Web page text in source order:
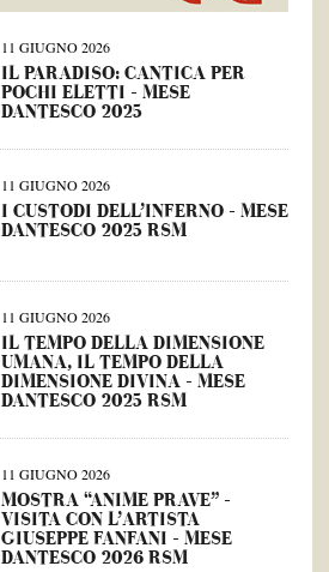
11 GIUGNO 2026
IL PARADISO: CANTICA PER
POCHI ELETTI – MESE
DANTESCO 2025
11 GIUGNO 2026
I CUSTODI DELL’INFERNO – MESE
DANTESCO 2025 RSM
11 GIUGNO 2026
IL TEMPO DELLA DIMENSIONE
UMANA, IL TEMPO DELLA
DIMENSIONE DIVINA – MESE
DANTESCO 2025 RSM
11 GIUGNO 2026
MOSTRA “ANIME PRAVE” –
VISITA CON L’ARTISTA
GIUSEPPE FANFANI – MESE
DANTESCO 2026 RSM